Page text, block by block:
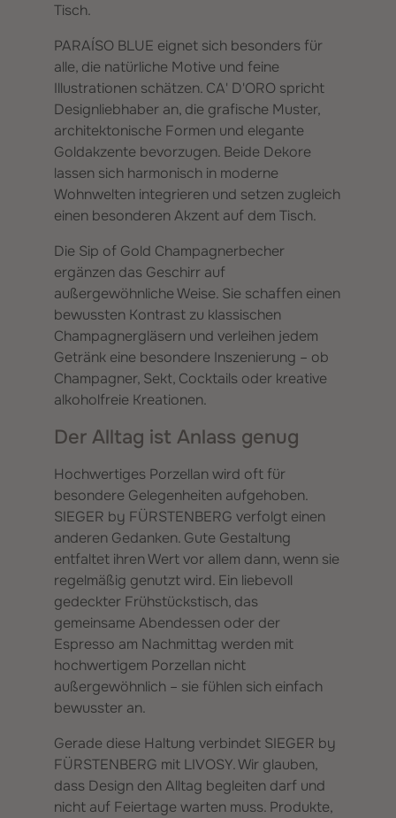
Tisch.
PARAÍSO BLUE eignet sich besonders für
alle, die natürliche Motive und feine
Illustrationen schätzen. CA' D'ORO spricht
Designliebhaber an, die grafische Muster,
architektonische Formen und elegante
Goldakzente bevorzugen. Beide Dekore
lassen sich harmonisch in moderne
Wohnwelten integrieren und setzen zugleich
einen besonderen Akzent auf dem Tisch.
Die Sip of Gold Champagnerbecher
ergänzen das Geschirr auf
außergewöhnliche Weise. Sie schaffen einen
bewussten Kontrast zu klassischen
Champagnergläsern und verleihen jedem
Getränk eine besondere Inszenierung – ob
Champagner, Sekt, Cocktails oder kreative
alkoholfreie Kreationen.
Der Alltag ist Anlass genug
Hochwertiges Porzellan wird oft für
besondere Gelegenheiten aufgehoben.
SIEGER by FÜRSTENBERG verfolgt einen
anderen Gedanken. Gute Gestaltung
entfaltet ihren Wert vor allem dann, wenn sie
regelmäßig genutzt wird. Ein liebevoll
gedeckter Frühstückstisch, das
gemeinsame Abendessen oder der
Espresso am Nachmittag werden mit
hochwertigem Porzellan nicht
außergewöhnlich – sie fühlen sich einfach
bewusster an.
Gerade diese Haltung verbindet SIEGER by
FÜRSTENBERG mit LIVOSY. Wir glauben,
dass Design den Alltag begleiten darf und
nicht auf Feiertage warten muss. Produkte,